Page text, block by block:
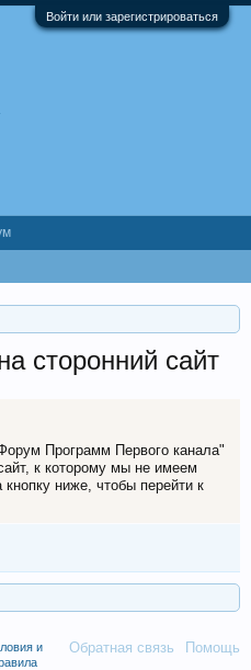
Войти или зарегистрироваться
сторонний сайт
Программ Первого канала"
к которому мы не имеем
ниже, чтобы перейти к
Обратная связь Помощь
и